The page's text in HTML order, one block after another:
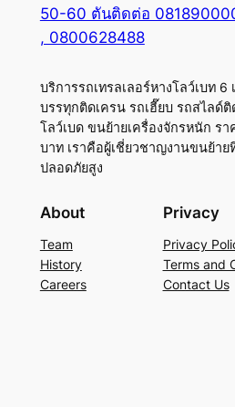
50-60 ตันติดต่อ
, 0800628488
บริการรถเทรลเลอร์หางโลว์เบท 6
บรรทุกติดเครน รถเฮี๊ยบ รถสไลด์ติ
โลว์เบด ขนย้ายเครื่องจักรหนัก ร
บาท เราคือผู้เชี่ยวชาญงานขนย้าย
ปลอดภัยสูง
About
Team
History
Careers
Privacy
Privacy
Terms and
Contact Us